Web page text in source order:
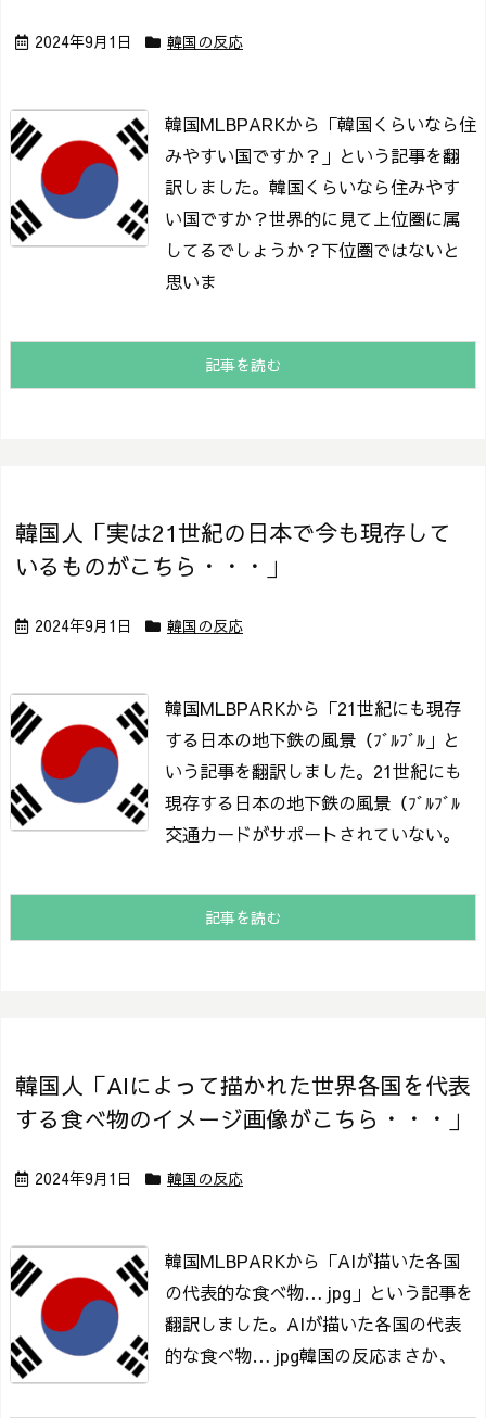
2024年9月1日 韓国の反応
韓国MLBPARKから「韓国くらいなら住
みやすい国ですか？」という記事を翻
訳しました。 韓国くらいなら住みやす
い国ですか？世界的に見て上位圏に属
してるでしょうか？下位圏ではないと
思いま
記事を読む
韓国人「実は21世紀の日本で今も現存して
いるものがこちら・・・」
2024年9月1日 韓国の反応
韓国MLBPARKから「21世紀にも現存
する日本の地下鉄の風景（ﾌﾞﾙﾌﾞﾙ」と
いう記事を翻訳しました。 21世紀にも
現存する日本の地下鉄の風景（ﾌﾞﾙﾌﾞﾙ
交通カードがサポートされていない。
記事を読む
韓国人「AIによって描かれた世界各国を代表
する食べ物のイメージ画像がこちら・・・」
2024年9月1日 韓国の反応
韓国MLBPARKから「AIが描いた各国
の代表的な食べ物… jpg」という記事を
翻訳しました。 AIが描いた各国の代表
的な食べ物… jpg韓国の反応まさか、